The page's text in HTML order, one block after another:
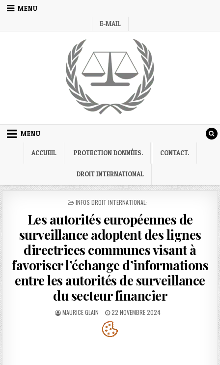
Skip
MENU
E-MAIL
MENU
ACCUEIL PROTECTION DONNÉES. CONTACT.
DROIT INTERNATIONAL
POSTED
INFOS DROIT INTERNATIONAL:
Les autorités européennes de
surveillance adoptent des lignes
directrices communes visant à
favoriser l’échange d’informations
entre les autorités de surveillance
du secteur financier
AUTHOR:
MAURICE GLAIN
PUBLISHED
DATE:
22 NOVEMBRE 2024